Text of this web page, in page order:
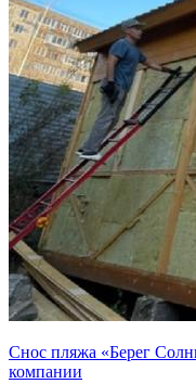
Снос пляжа «Берег
компании